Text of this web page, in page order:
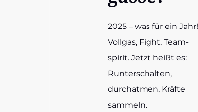
2025 – was für ein Jahr!
Voll­gas, Fight, Team­
spi­rit. Jetzt heißt es:
Run­ter­schal­ten,
durch­at­men, Kräf­te
sam­meln.